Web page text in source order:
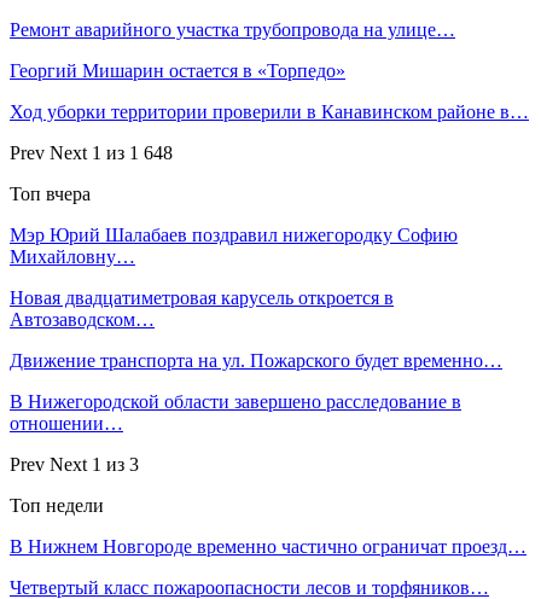
Ремонт аварийного участка трубопровода на улице…
Георгий Мишарин остается в «Торпедо»
Ход уборки территории проверили в Канавинском районе в…
Prev Next 1 из 1 648
Топ вчера
Мэр Юрий Шалабаев поздравил нижегородку Софию
Михайловну…
Новая двадцатиметровая карусель откроется в
Автозаводском…
Движение транспорта на ул. Пожарского будет временно…
В Нижегородской области завершено расследование в
отношении…
Prev Next 1 из 3
Топ недели
В Нижнем Новгороде временно частично ограничат проезд…
Четвертый класс пожароопасности лесов и торфяников…